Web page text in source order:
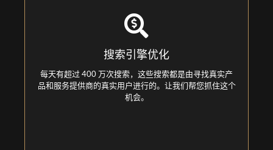
搜索引擎优化
每天有超过 400 万次搜索，这些搜索都是由寻找真实产
品和服务提供商的真实用户进行的。让我们帮您抓住这个
机会。
Search Engine Optimization
Every day, there are over 4 million searches conducted by
Let us help you seize this opportunity.